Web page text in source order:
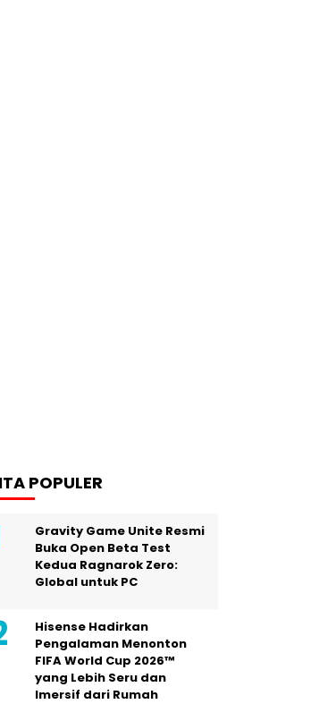
POPULER
Gravity Game Unite Resmi
Buka Open Beta Test
Kedua Ragnarok Zero:
Global untuk PC
Hisense Hadirkan
Pengalaman Menonton
FIFA World Cup 2026™
yang Lebih Seru dan
Imersif dari Rumah